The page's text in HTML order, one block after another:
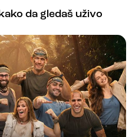
da gledaš uživo